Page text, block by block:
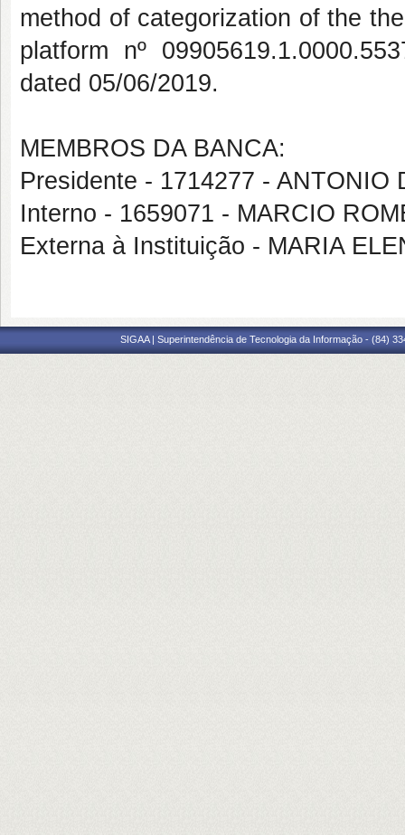
method of categorization of the
platform nº
dated 05/06/2019.
MEMBROS DA BANCA:
Presidente - 1714277 - ANTONIO
Interno - 1659071 - MARCIO
Externa à Instituição - MARIA
SIGAA | Superintendência de Tecnologia da Informação - (84)